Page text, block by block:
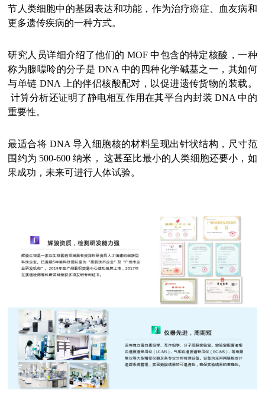
节人类细胞中的基因表达和功能，作为治疗癌症、血友病和
更多遗传疾病的一种方式。
研究人员详细介绍了他们的 MOF 中包含的特定核酸，一种
称为腺嘌呤的分子是 DNA 中的四种化学碱基之一，其如何
与单链 DNA 上的伴侣核酸配对，以促进遗传货物的装载。
计算分析还证明了静电相互作用在其平台内封装 DNA 中的
重要性。
最适合将 DNA 导入细胞核的材料呈现出针状结构，尺寸范
围约为 500-600 纳米， 这甚至比最小的人类细胞还要小，如
果成功，未来可进行人体试验。